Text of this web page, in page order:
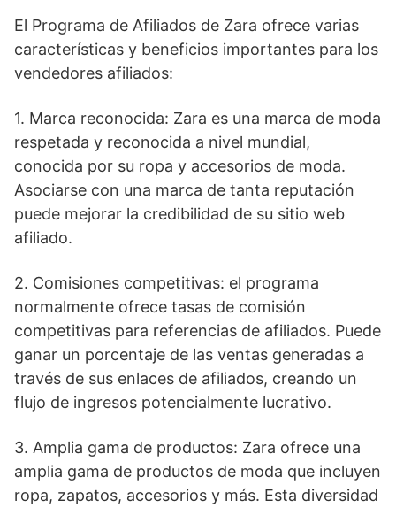
El Programa de Afiliados de Zara ofrece varias
características y beneficios importantes para los
vendedores afiliados:
1. Marca reconocida: Zara es una marca de moda
respetada y reconocida a nivel mundial,
conocida por su ropa y accesorios de moda.
Asociarse con una marca de tanta reputación
puede mejorar la credibilidad de su sitio web
afiliado.
2. Comisiones competitivas: el programa
normalmente ofrece tasas de comisión
competitivas para referencias de afiliados. Puede
ganar un porcentaje de las ventas generadas a
través de sus enlaces de afiliados, creando un
flujo de ingresos potencialmente lucrativo.
3. Amplia gama de productos: Zara ofrece una
amplia gama de productos de moda que incluyen
ropa, zapatos, accesorios y más. Esta diversidad